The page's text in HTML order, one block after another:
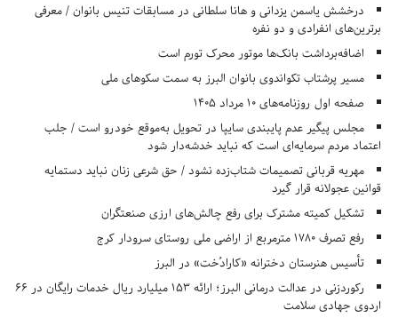
درخشش یاسمن یزدانی و هانا سلطانی در مسابقات تنیس بانوان / معرفی
برترین‌های انفرادی و دو نفره
اضافه‌برداشت بانک‌ها موتور محرک تورم است
مسیر پرشتاب تکواندوی بانوان البرز به سمت سکوهای ملی
صفحه اول روزنامه‌های 10 مرداد 1405
مجلس پیگیر عدم پایبندی سایپا در تحویل به‌موقع خودرو است / جلب
اعتماد مردم سرمایه‌ای است که نباید خدشه‌دار شود
مهریه قربانی تصمیمات شتاب‌زده نشود / حق شرعی زنان نباید دستمایه
قوانین عجولانه قرار گیرد
تشکیل کمیته مشترک برای رفع چالش‌های ارزی صنعتگران
رفع تصرف ۱۷۸۰ مترمربع از اراضی ملی روستای سرودار کرج
تأسیس هنرستان دخترانه «کارادُخت» در البرز
رکوردزنی در عدالت درمانی البرز؛ ارائه ۱۵۳ میلیارد ریال خدمات رایگان در ۶۶
اردوی جهادی سلامت